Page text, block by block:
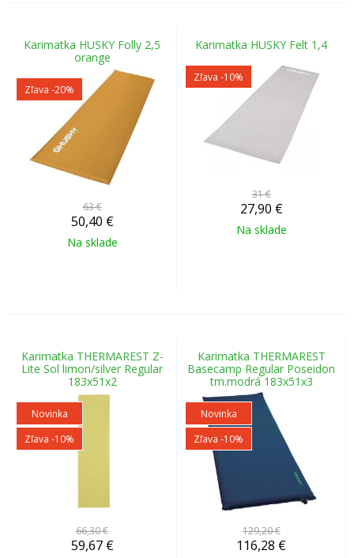
Karimatka HUSKY Folly 2,5
orange
Zľava -20%
63 €
50,40 €
Na sklade
Karimatka HUSKY Felt 1,4
Zľava -10%
31 €
27,90 €
Na sklade
Karimatka THERMAREST Z-
Lite Sol limon/silver Regular
183x51x2
Novinka
Zľava -10%
66,30 €
59,67 €
Karimatka THERMAREST
Basecamp Regular Poseidon
tm.modrá 183x51x3
Novinka
Zľava -10%
129,20 €
116,28 €